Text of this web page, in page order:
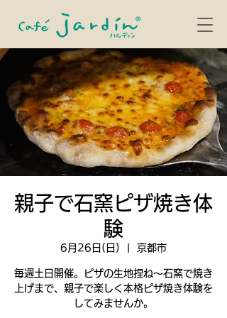
親子で石窯ピザ焼き体
験
6月26日(日) 京都市
毎週土日開催。ピザの生地捏ね〜石窯で焼き
上げまで、親子で楽しく本格ピザ焼き体験を
してみませんか。